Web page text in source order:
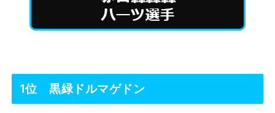
1位 黒緑ドルマゲドン